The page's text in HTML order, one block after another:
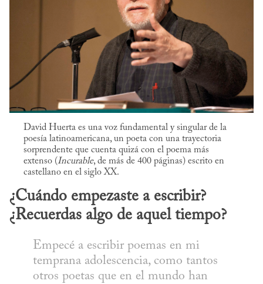
David Huerta es una voz fundamental y singular de la
poesía latinoamericana, un poeta con una trayectoria
sorprendente que cuenta quizá con el poema más
extenso (Incurable, de más de 400 páginas) escrito en
castellano en el siglo XX.
¿Cuándo empezaste a escribir?
¿Recuerdas algo de aquel tiempo?
Empecé a escribir poemas en mi
temprana adolescencia, como tantos
otros poetas que en el mundo han